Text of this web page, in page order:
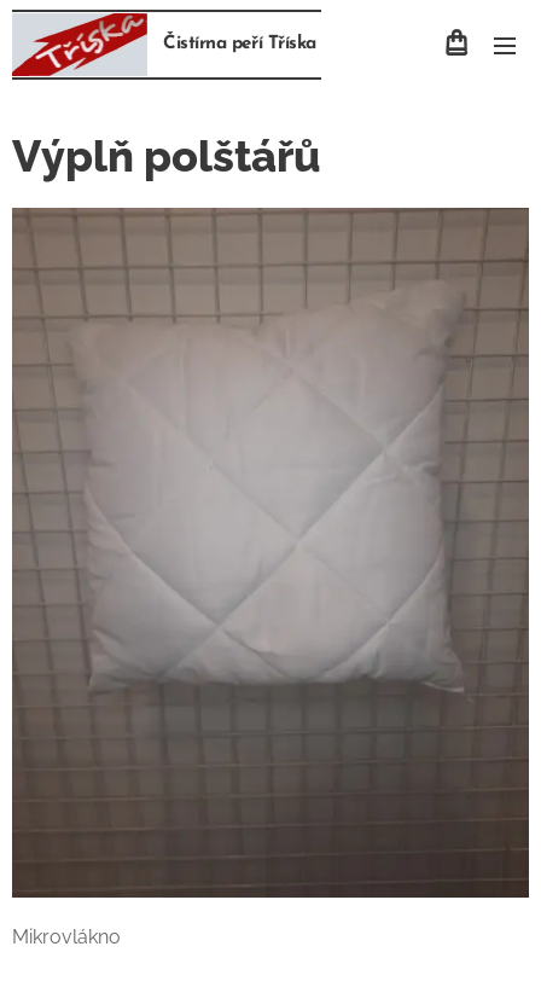
Čistírna peří Tříska
Výplň polštářů
Mikrovlákno